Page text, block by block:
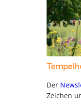
Der
Zeichen